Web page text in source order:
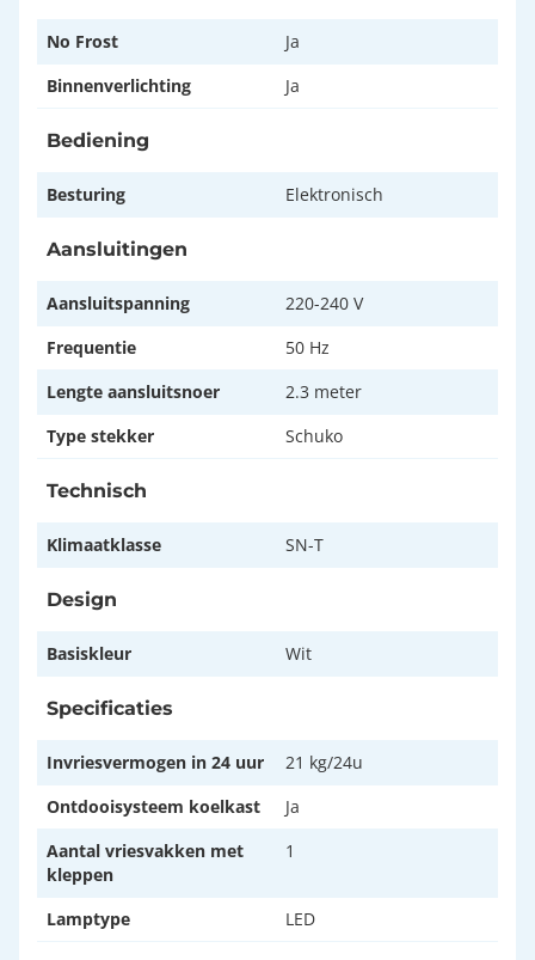
No Frost
Ja
Binnenverlichting
Ja
Bediening
Besturing Elektronisch
Aansluitingen
Aansluitspanning
220-240 V
Frequentie
50 Hz
Lengte aansluitsnoer
2.3 meter
Type stekker
Schuko
Technisch
Klimaatklasse SN-T
Design
Basiskleur Wit
Specificaties
Invriesvermogen in 24 uur
21 kg/24u
Ontdooisysteem koelkast
Ja
Aantal vriesvakken met
kleppen
1
Lamptype LED